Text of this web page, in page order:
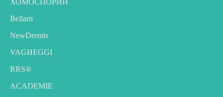
ХОМОСПОРИН
Bellarti
NewDermis
VAGHEGGI
RRS®
ACADEMIE